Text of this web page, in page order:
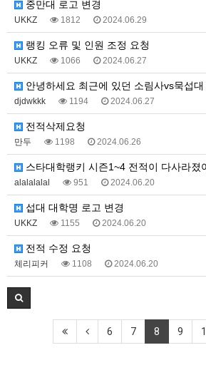
중만대 로고 변경
UKKZ 1812 2024.06.29
랭킹 오류 및 인원 조정 요청
UKKZ 1066 2024.06.27
안녕하세요 최근에 있던 소림사vs묵섭
djdwkkk 1194 2024.06.27
전적삭제요청
만두 1198 2024.06.26
스타대학랭키 시즌1~4 전적이 다사라졌
alalalalal 951 2024.06.20
섭대 대학명 로고 변경
UKKZ 1155 2024.06.20
전적 수정 요청
체리피커 1108 2024.06.20
6 7 8 9